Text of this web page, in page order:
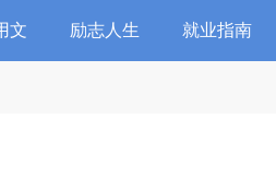
文 励志人生 就业指南